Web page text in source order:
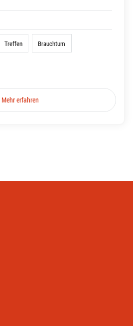
Treffen Brauchtum
Mehr erfahren